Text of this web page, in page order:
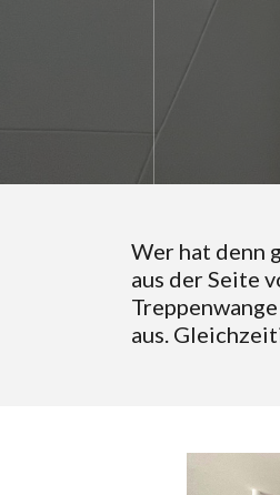
Wer hat denn
aus der Seite
aus.